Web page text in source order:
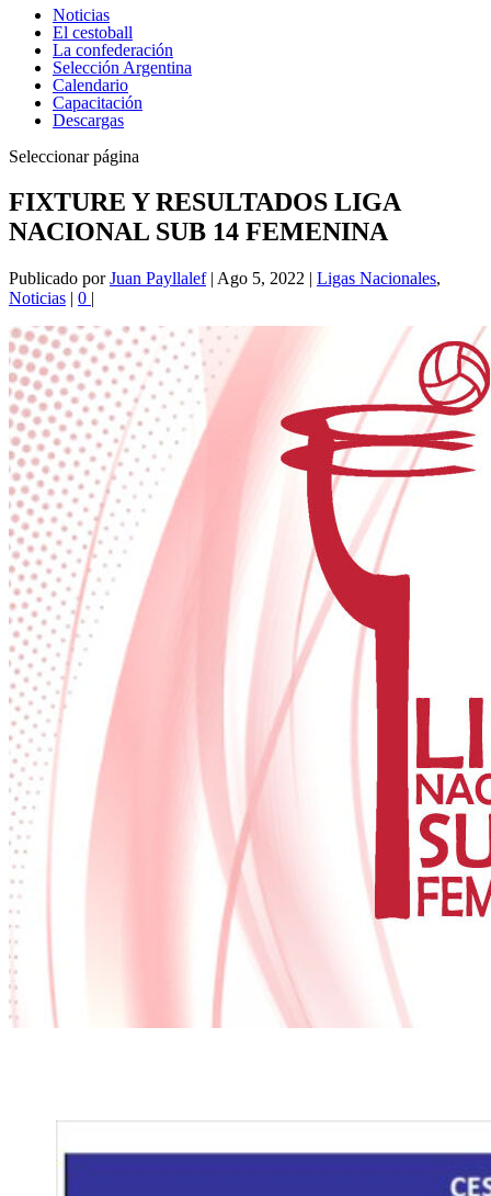
Noticias
El cestoball
La confederación
Selección Argentina
Calendario
Capacitación
Descargas
Seleccionar página
FIXTURE Y RESULTADOS LIGA
NACIONAL SUB 14 FEMENINA
Publicado porJuan Payllalef| Ago 5, 2022 | Ligas Nacionales,
Noticias | 0 |